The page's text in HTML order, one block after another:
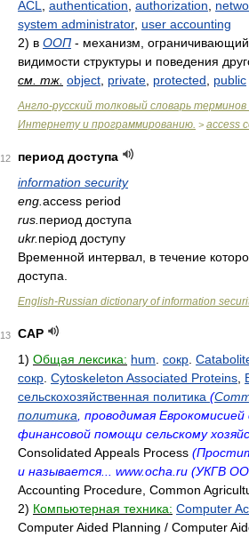
ACL authentication authorization
system administrator, user accounting
2) в ООП - механизм,
видимости структуры и поведения
см. тж. object private protected public
Англо-русский толковый словарь
Интернету и программированию. > access
12
период доступа
information security
eng. access period
rus. период доступа
ukr. період доступу
Временной интервал, в течение
доступа.
English-Russian dictionary of information
13
CAP
1) Общая лексика: hum сокр
сокр Cytoskeleton Associated Proteins
сельскохозяйственная политика (
политика , проводимая
финансовой помощи сельскому
Consolidated Appeals Process
и называется... www.ocha.ru (УКГВ
Accounting Procedure, Common
2) Компьютерная техника: Computer
Computer Aided Planning / Computer